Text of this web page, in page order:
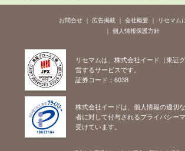
お問合せ 広告掲載 会社概要
リセマム
個人情報保護方針
リセマムは、株式会社イード（東証
営するサービスです。
証券コード：6038
株式会社イードは、個人情報の適切
者に対して付与されるプライバシー
受けています。